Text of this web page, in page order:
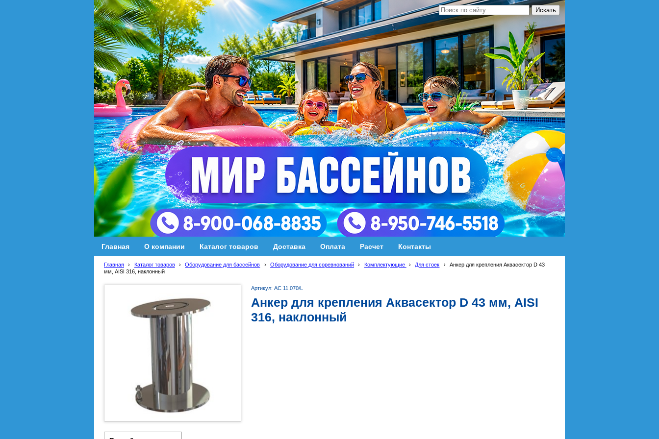
Главная О компании Каталог товаров Доставка Оплата Расчет Контакты
Главная › Каталог товаров › Оборудование для бассейнов › Оборудование для соревнований › Комплектующие › Для стоек ›
Анкер для крепления Аквасектор D 43
мм, AISI 316, наклонный
Артикул: АС 11.070/L
Анкер для крепления Аквасектор D 43 мм, AISI
316, наклонный